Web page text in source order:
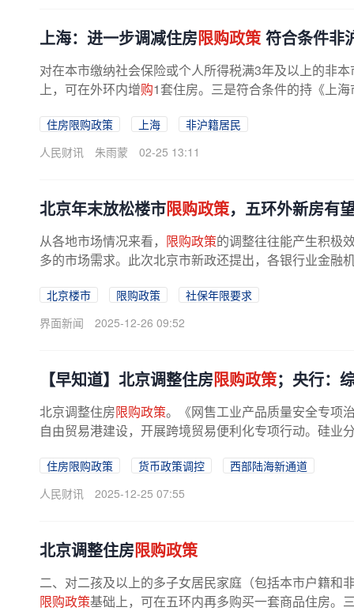
上海：进一步调减住房限购政策符合条件非
对在本市缴纳社会保险或个人所得税满3年及以上的非
上，可在外环内增购1套住房。三是符合条件的持《上
住房限购政策 上海
非沪籍居民
人民财讯
朱雨蒙 02-25 13:11
北京年末放松楼市限购政策，五环外新房有
从各地市场情况来看， 限购政策的调整往往能产生积极
多的市场需求。此次北京市新政还提出，各银行业金融
北京楼市 限购政策
社保年限要求
界面新闻
2025-12-26 09:52
【早知道】北京调整住房限购政策；央行：
北京调整住房限购政策。《网售工业产品质量安全专项
自由贸易港建设，开展跨境贸易便利化专项行动。硅业
住房限购政策 货币政策调控
西部陆海新通道
人民财讯
2025-12-25 07:55
北京调整住房限购政策
二、对二孩及以上的多子女居民家庭（包括本市户籍和
限购政策基础上，可在五环内再多购买一套商品住房。